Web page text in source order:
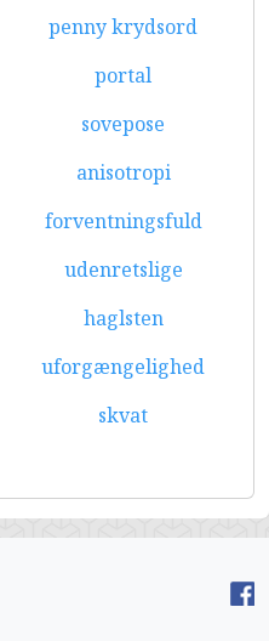
penny krydsord
portal
sovepose
anisotropi
forventningsfuld
udenretslige
haglsten
uforgængelighed
skvat